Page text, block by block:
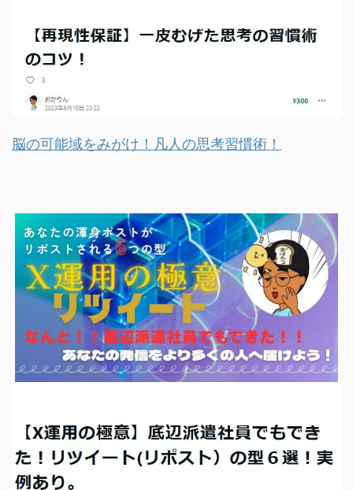
脳の可能域をみがけ！凡人の思考習慣術！